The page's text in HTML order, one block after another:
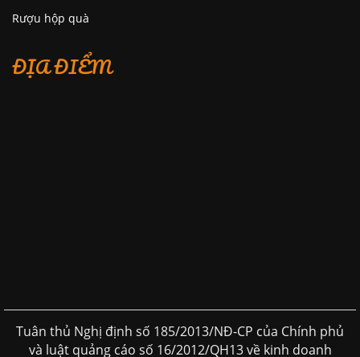
Rượu hộp quà
ĐỊA ĐIỂM
Tuân thủ Nghị định số 185/2013/NĐ-CP của Chính phủ
và luật quảng cáo số 16/2012/QH13 về kinh doanh